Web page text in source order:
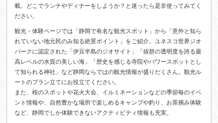
載。どこでランチやディナーをしようか？と迷ったら是非使ってみてく
ださい。
観光・体験ページでは「静岡で有名な観光スポット」から「意外と知ら
れていない地元民のみ知る絶景ポイント」をご紹介。ユネスコ世界ジオ
パークに認定された「伊豆半島のジオサイト」「抜群の透明度を誇る最
高レベルの水質の美しい海」「歴史を感じる寺院やパワースポットとし
て知られる神社」など静岡ならではの観光情報が盛りだくさん。観光ル
ートのプラン立てにお役立てください。
また、桜のスポットや花火大会、イルミネーションなどの季節毎のイベ
ント情報や、自然豊かな場所で楽しめるキャンプや釣り、お茶摘み体験
など、静岡でしか体験できないアクティビティ情報も充実。